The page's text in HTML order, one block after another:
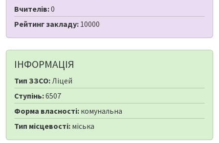
Вчителів:0
Рейтинг закладу: 10000
ІНФОРМАЦІЯ
Тип ЗЗСО:Ліцей
Ступінь:6507
Форма власності: комунальна
Тип місцевості: міська